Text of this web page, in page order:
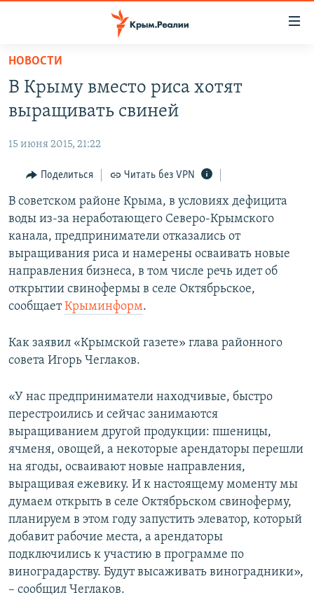
Вернуться
основному
содержанию
Вернутся
навигации
Вернутся
поиску
СПЕЦПРОЕКТЫ
КАРТА ВОЕННЫХ ОБЪЕКТОВ КРЫМА
11 ЛЕТ ОККУПАЦИИ КРЫМА. 11 ИСТОРИЙ СОПРОТИВЛЕНИЯ
ВОДА
ИСТОРИЯ
ЕЩЕ
ИНТЕРАКТИВ
ИНФОГРАФИКА
ТЕЛЕПРОЕКТ КРЫМ.РЕАЛИИ
СОВЕТЫ ПРАВОЗАЩИТНИКОВ
ПРОПАВШИЕ БЕЗ ВЕСТИ
КРЫМ.НЕПОКОРЕННЫЙ
УКРАИНСКАЯ ПРОБЛЕМА КРЫМА
РАДІО СВОБОДА
КАК ОБОЙТИ БЛОКИРОВКУ
Українською
Qırımtatar
Все сайты RFE/RL
НОВОСТИ
В Крыму вместо риса хотят
выращивать свиней
15 июня 2015, 21:22
Поделиться Читать без VPN
В советском районе Крыма, в условиях дефицита
воды из-за неработающего Северо-Крымского
канала, предприниматели отказались от
выращивания риса и намерены осваивать новые
направления бизнеса, в том числе речь идет об
открытии свинофермы в селе Октябрьское,
сообщаетКрыминформ.
Как заявил «Крымской газете» глава районного
совета Игорь Чеглаков.
«У нас предприниматели находчивые, быстро
перестроились и сейчас занимаются
выращиванием другой продукции: пшеницы,
ячменя, овощей, а некоторые арендаторы перешли
на ягоды, осваивают новые направления,
выращивая ежевику. И к настоящему моменту мы
думаем открыть в селе Октябрьском свиноферму,
планируем в этом году запустить элеватор, который
добавит рабочие места, а арендаторы
подключились к участию в программе по
виноградарству. Будут высаживать виноградники»,
– сообщил Чеглаков.